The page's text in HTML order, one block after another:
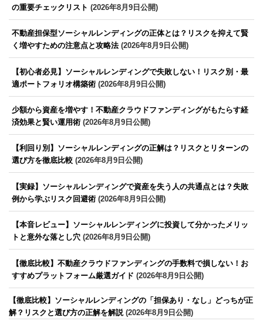
の重要チェックリスト (2026年8月9日公開)
不動産担保型ソーシャルレンディングの正体とは？リスクを抑えて賢
く増やすための注意点と攻略法(2026年8月9日公開)
【初心者必見】ソーシャルレンディングで失敗しない！リスク別・最
適ポートフォリオ構築術 (2026年8月9日公開)
少額から資産を増やす！不動産クラウドファンディングがもたらす経
済効果と賢い運用術 (2026年8月9日公開)
【利回り別】ソーシャルレンディングの正解は？リスクとリターンの
選び方を徹底比較 (2026年8月9日公開)
【実録】ソーシャルレンディングで資産を失う人の共通点とは？失敗
例から学ぶリスク回避術 (2026年8月9日公開)
【本音レビュー】ソーシャルレンディングに投資して分かったメリッ
トと意外な落とし穴 (2026年8月9日公開)
【徹底比較】不動産クラウドファンディングの手数料で損しない！お
すすめプラットフォーム厳選ガイド (2026年8月9日公開)
【徹底比較】ソーシャルレンディングの「担保あり・なし」どっちが正
解？リスクと選び方の正解を解説 (2026年8月9日公開)